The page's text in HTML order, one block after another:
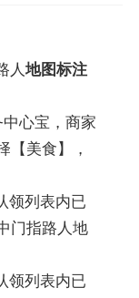
人地图标注
心宝，商家
【美食】，
领列表内已
门指路人地
领列表内已